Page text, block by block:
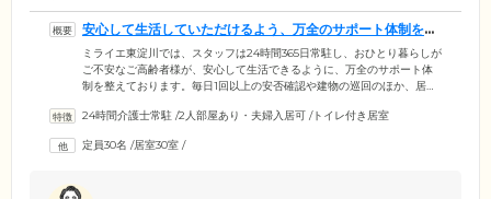
安心して生活していただけるよう、万全のサポート体制を整
えています
ミライエ東淀川では、スタッフは24時間365日常駐し、おひとり暮らしが
ご不安なご高齢者様が、安心して生活できるように、万全のサポート体
制を整えております。毎日1回以上の安否確認や建物の巡回のほか、居室
た、日常生活での心配ごとやお悩みがありましたら、スタッフがサポー
理し、食堂でご提供しています。お体の状態に合わせて、一口大、刻み
24時間介護士常駐 /2人部屋あり・夫婦入居可 /トイレ付き居室
定員30名 /居室30室 /